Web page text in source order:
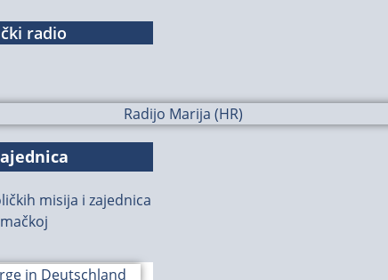
radio
misija i zajednica